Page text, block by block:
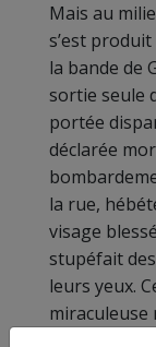
Mais au
s’est
la bande de
sortie seule
portée
déclarée
la rue,
visage
stupéfait
leurs yeux.
miraculeuse